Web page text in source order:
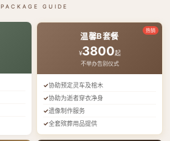
PACKAGE GUIDE
热销
温馨B套餐
¥3800起
不举办告别仪式
协助预定灵车及棺木
协助为逝者穿衣净身
遗像制作服务
全套殡葬用品提供